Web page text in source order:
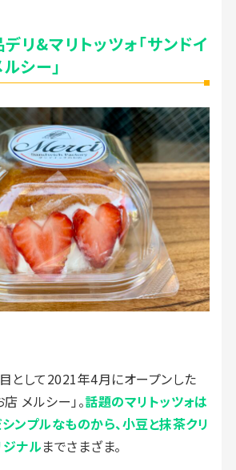
デリ&マリトッツォ「サンドイ
シー」
として2021年4月にオープンした
メルシー」。話題のマリトッツォは
ンプルなものから、小豆と抹茶クリ
ジナルまでさまざま。